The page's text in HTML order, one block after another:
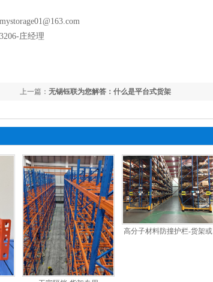
庄经理
上一篇： 无锡钰联为您解答：什么是平台式货架
高分子材料防撞护栏-货架或